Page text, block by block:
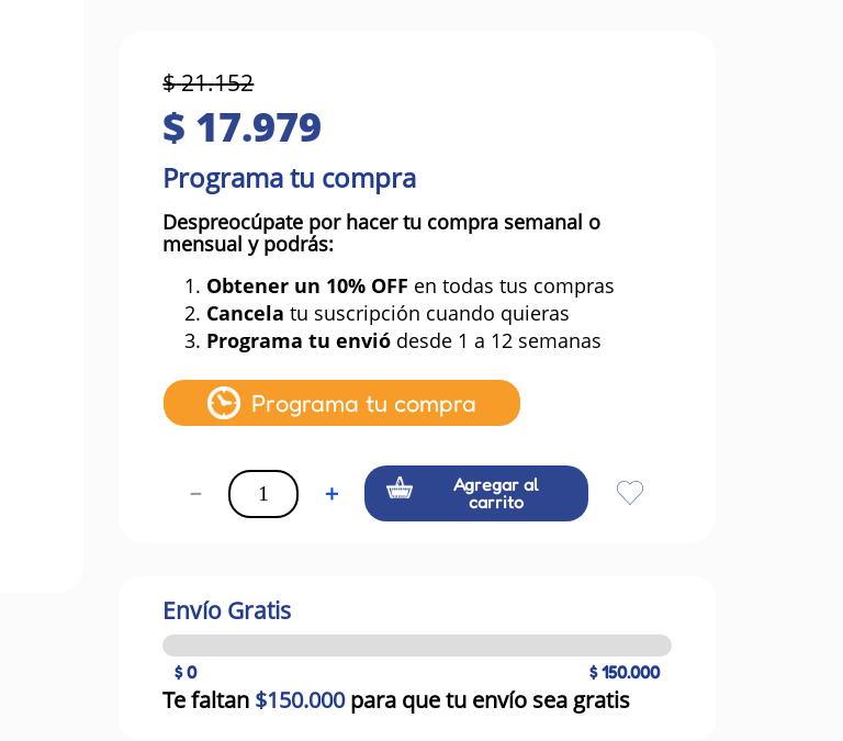
$21.152
$ 17.979
Programa tu compra
Despreocúpate por hacer tu compra semanal o
mensual y podrás:
1. Obtener un 10% OFF en todas tus compras
2. Cancela tu suscripción cuando quieras
3. Programa tu envió desde 1 a 12 semanas
Programa tu compra
＋
－
Agregar al
carrito
Envío Gratis
$ 0 $ 150.000
Te faltan $150.000para que tu envío sea gratis